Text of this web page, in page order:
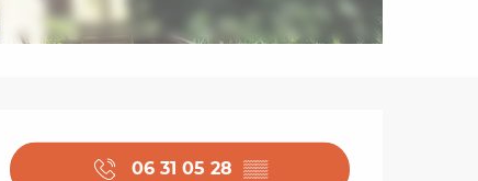
Ouverture et
06 31 05 28 ▒▒